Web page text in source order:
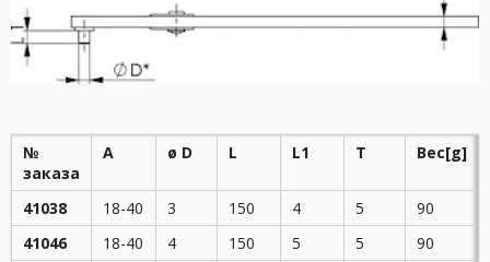
№
заказа
A ø D L L1 T Вес[g]
41038 18-40 3 150 4 5
90
41046
18-40 4 150 5 5
90